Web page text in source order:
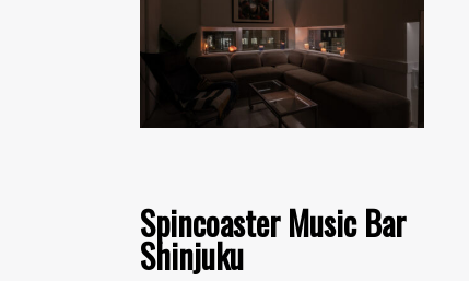
Spincoaster Music Bar
Shinjuku